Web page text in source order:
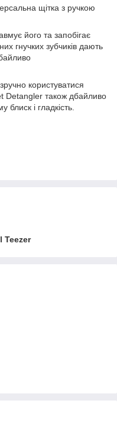
щітка з ручкою
його та запобігає
гнучких зубчиків дають
користуватися
Detangler також дбайливо
і гладкість.
Teezer